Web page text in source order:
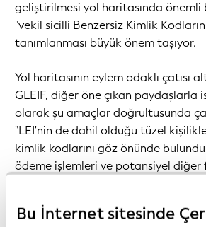
Bu İnternet sitesinde
geliştirilmesi yol haritasında önemli
"vekil sicilli Benzersiz Kimlik
tanımlanması büyük önem taşıyor.
Yol haritasının eylem odaklı çatısı
GLEIF, diğer öne çıkan paydaşlarla
olarak şu amaçlar doğrultusunda
"LEI'nin de dahil olduğu tüzel
kimlik kodlarını göz önünde
ödeme işlemleri ve potansiyel diğer
amacıyla engellerin ve olanakların
ortak çalışmanın Ekim 2020'den